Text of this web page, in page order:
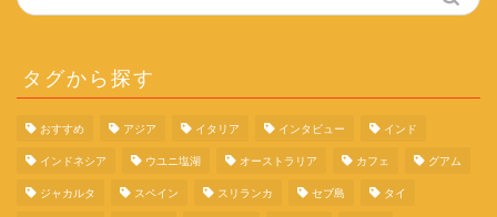
タグから探す
おすすめ アジア イタリア インタビュー インド
インドネシア ウユニ塩湖 オーストラリア カフェ グアム
ジャカルタ スペイン スリランカ セブ島 タイ
旅行の体験談
旅行コラム